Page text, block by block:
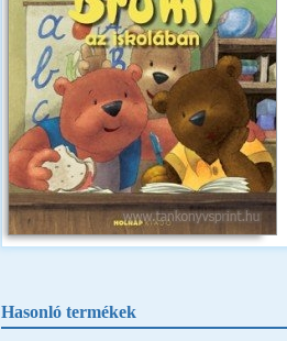
Hasonló termékek